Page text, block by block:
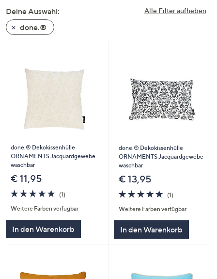
nach
unten
oder
Touch-
Geräten
um
diese
anzuzeigen.
Alle Filter aufheben
Deine Auswahl:
done.®
done.® Dekokissenhülle
ORNAMENTS Jacquardgewebe
waschbar
€ 11,95
5.0
von
5
(1)1
Weitere Farben verfügbar
In den Warenkorb
done.® Dekokissenhülle
ORNAMENTS Jacquardgewebe
waschbar
€ 13,95
5.0
von
5
(1)1
Weitere Farben verfügbar
In den Warenkorb